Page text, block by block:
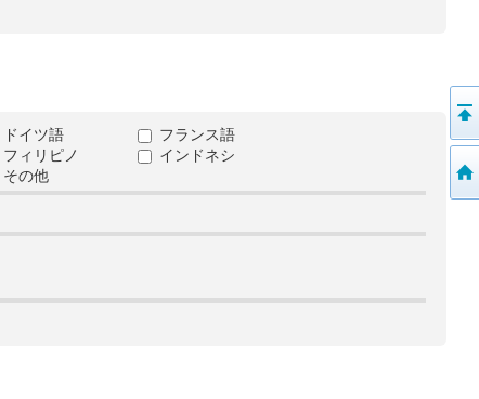
ドイツ語
フランス語
フィリピノ
インドネシ
その他